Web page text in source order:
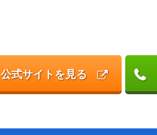
公式サイトを見る